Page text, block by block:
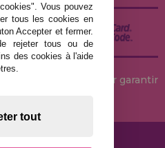
permanents pour garantir
Vous pouvez
tous les cookies en
Accepter et fermer.
rejeter tous ou de
des cookies à l'aide
tout